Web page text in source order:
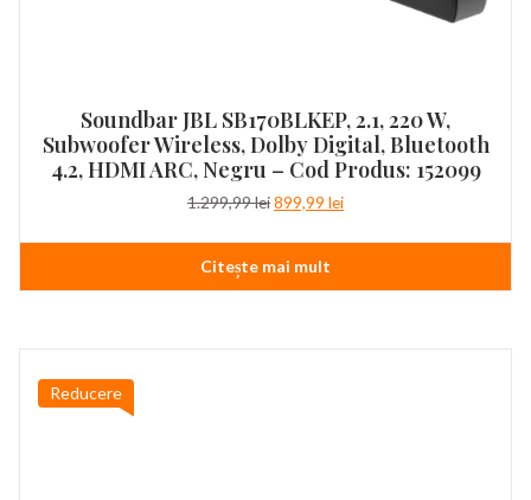
Soundbar JBL SB170BLKEP, 2.1, 220 W,
Subwoofer Wireless, Dolby Digital, Bluetooth
4.2, HDMI ARC, Negru – Cod Produs: 152099
1.299,99leiPrețul
a
fost:
1.299,99 lei.
899,99 leiPrețul
este:
Citește mai mult
Reducere